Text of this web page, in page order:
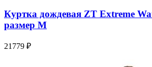
Куртка дождевая ZT Extreme
размер M
21779 ₽